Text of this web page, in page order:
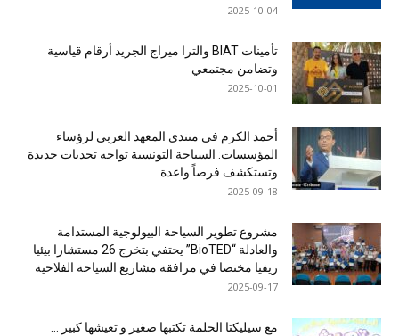
2025-10-04
تأمينات BIAT والترا ميراج الجريد أرقام قياسية
وتضامن مجتمعي
2025-10-01
أحمد الكرم في منتدى المعهد العربي لرؤساء
المؤسسات: السياحة التونسية تواجه تحديات جديدة
وتستكشف فرصاً واعدة
2025-09-18
مشروع تطوير السياحة البيولوجية المستدامة
والعادلة “BioTED” يحتفي بتخرج 26 مستشارا بيئيا
ريفيا مختصا في مرافقة مشاريع السياحة الفلاحية
2025-09-17
مع سيليكتا الحلمة تكتبها صغير و تعيشها كبير …